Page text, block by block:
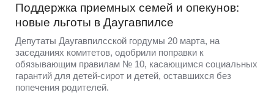
Поддержка приемных семей и опекунов:
новые льготы в Даугавпилсе
Депутаты Даугавпилсской гордумы 20 марта, на
заседаниях комитетов, одобрили поправки к
обязывающим правилам № 10, касающимся социальных
гарантий для детей-сирот и детей, оставшихся без
попечения родителей.